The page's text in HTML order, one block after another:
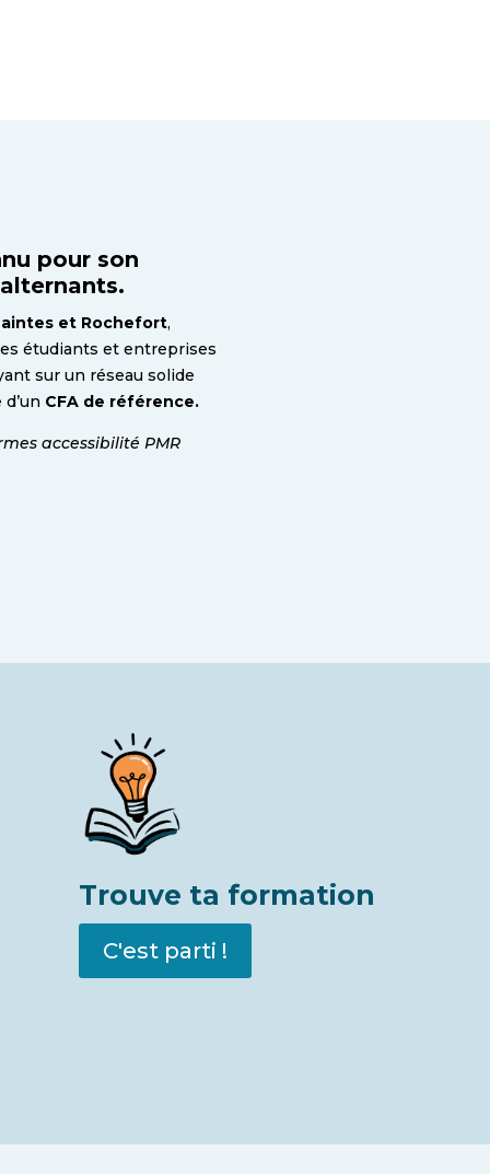
pour son
et Rochefort,
étudiants et entreprises
sur un réseau solide
CFA de référence.
accessibilité PMR
Trouve ta formation
C'est parti !